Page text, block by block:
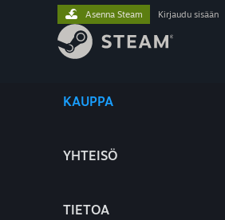
KAUPPA
YHTEISÖ
TIETOA
Asenna Steam Kirjaudu sisään